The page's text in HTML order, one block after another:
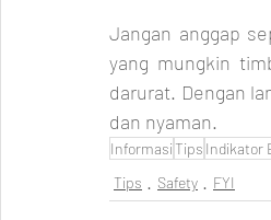
Jangan anggap
yang mungkin
darurat. Dengan
dan nyaman.
Informasi Tips Indikator
Tips
Safety FYI